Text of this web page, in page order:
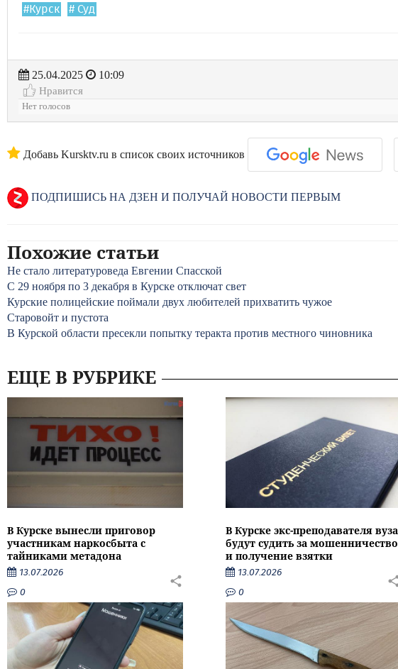
#Курск # Суд
25.04.2025
10:09
Нравится
Нет голосов
Добавь Kursktv.ru в список своих источников
ПОДПИШИСЬ НА ДЗЕН И ПОЛУЧАЙ НОВОСТИ ПЕРВЫМ
Похожие статьи
Не стало литературоведа Евгении Спасской
С 29 ноября по 3 декабря в Курске отключат свет
Курские полицейские поймали двух любителей прихватить чужое
Старовойт и пустота
В Курской области пресекли попытку теракта против местного чиновника
ЕЩЕ В РУБРИКЕ
В Курске вынесли приговор
участникам наркосбыта с
тайниками метадона
13.07.2026
0
В Курске экс-преподавателя вуза
будут судить за мошенничество
и получение взятки
13.07.2026
0